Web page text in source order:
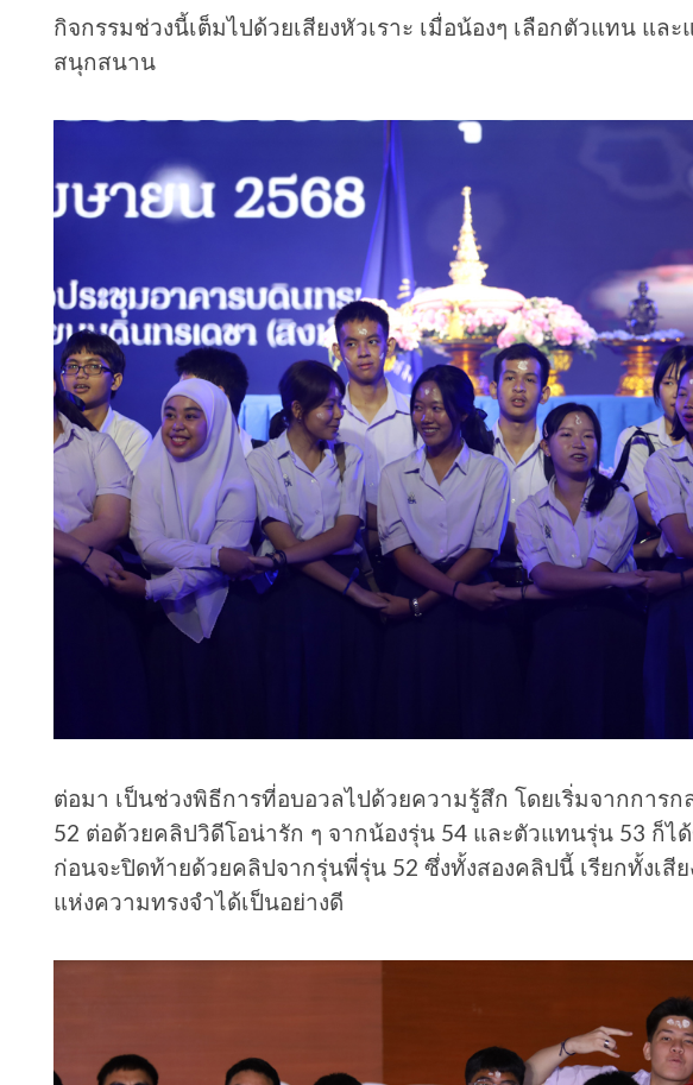
กิจกรรมช่วงนี้เต็มไปด้วยเสียงหัวเราะ เมื่อน้องๆ เลือกตัวแทน แล
สนุกสนาน
ต่อมา เป็นช่วงพิธีการที่อบอวลไปด้วยความรู้สึก โดยเริ่มจากการ
52 ต่อด้วยคลิปวิดีโอน่ารัก ๆ จากน้องรุ่น 54 และตัวแทนรุ่น 53 ก็
ก่อนจะปิดท้ายด้วยคลิปจากรุ่นพี่รุ่น 52 ซึ่งทั้งสองคลิปนี้ เรียกทั้งเสีย
แห่งความทรงจำได้เป็นอย่างดี